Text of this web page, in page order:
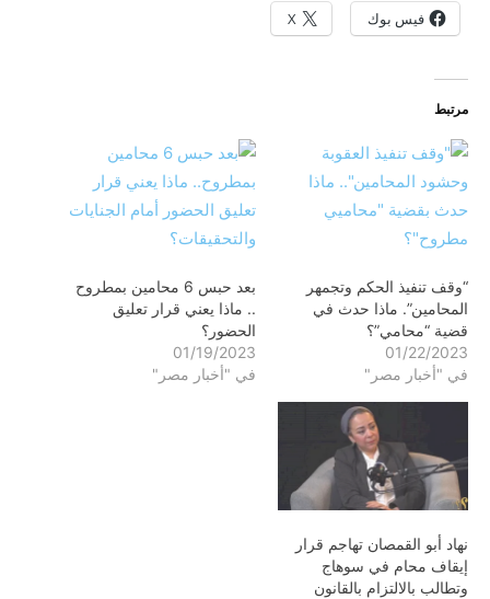
فيس بوك X
مرتبط
“وقف تنفيذ الحكم وتجمهر
المحامين”. ماذا حدث في
قضية “محامي”؟
01/22/2023
في "أخبار مصر"
بعد حبس 6 محامين بمطروح
.. ماذا يعني قرار تعليق
الحضور؟
01/19/2023
في "أخبار مصر"
نهاد أبو القمصان تهاجم قرار
إيقاف محام في سوهاج
وتطالب بالالتزام بالقانون